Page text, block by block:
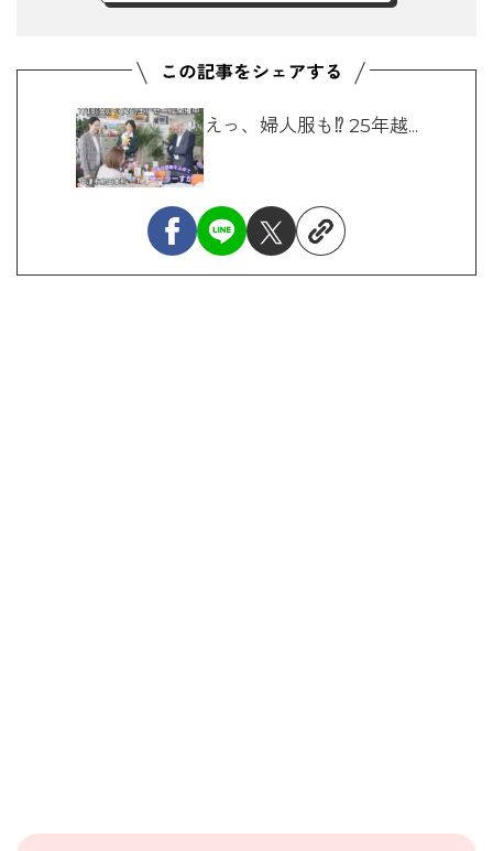
えっ、婦人服も⁉ 25年越...